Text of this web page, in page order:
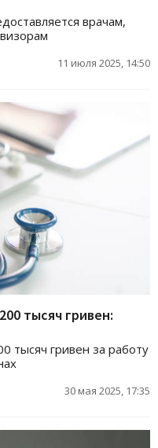
врачам,
11 июля 2025, 14:50
тысяч гривен:
тысяч гривен за работу
30 мая 2025, 17:35